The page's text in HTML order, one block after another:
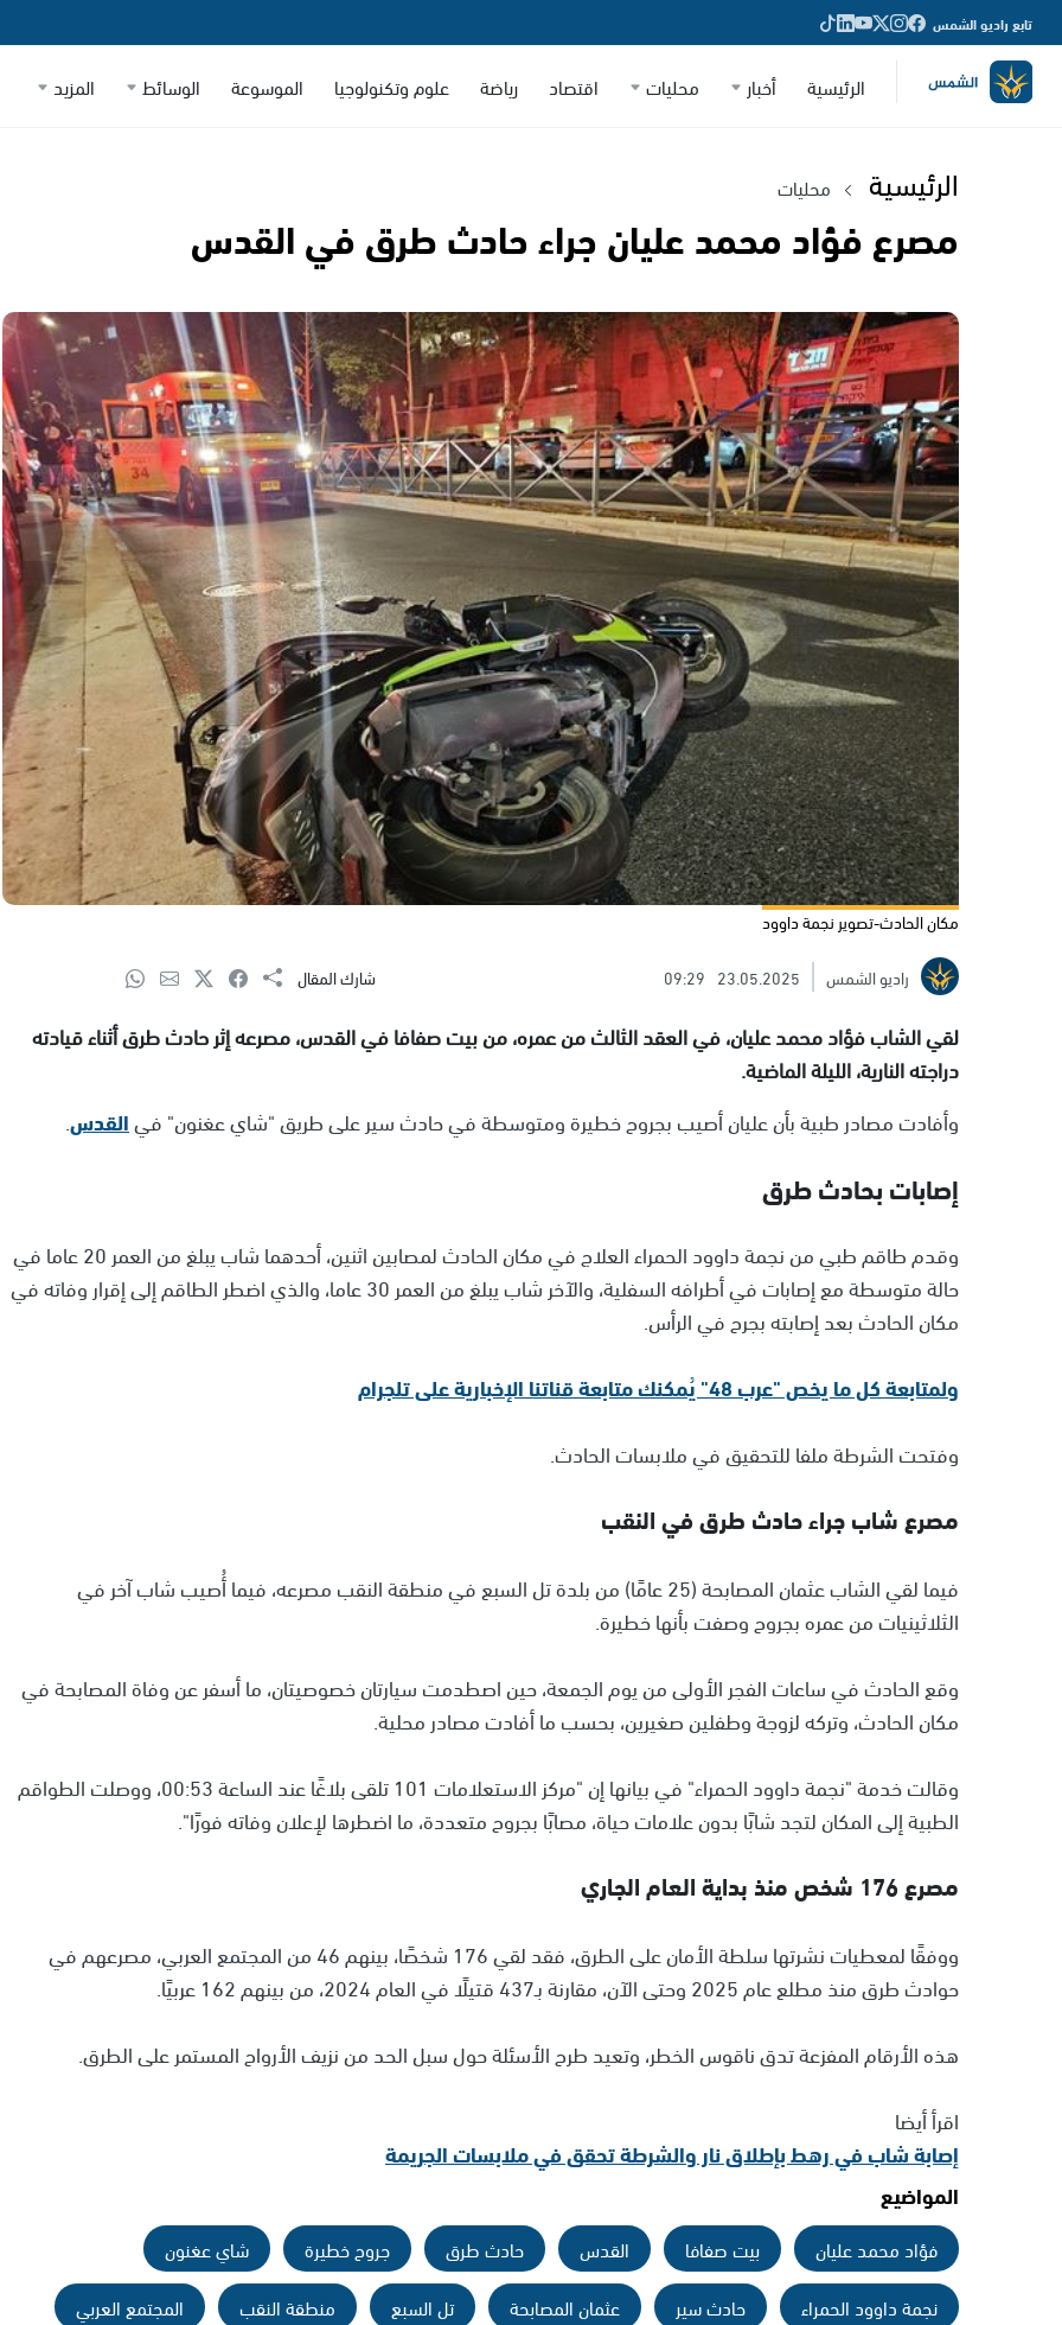
تابع راديو الشمس
الرئيسية أخبار محليات اقتصاد رياضة علوم وتكنولوجيا الموسوعة الوسائط المزيد
الرئيسية محليات
مصرع فؤاد محمد عليان جراء حادث طرق في القدس
مكان الحادث-تصوير نجمة داوود
راديو الشمس
23.05.2025
09:29 شارك المقال
لقي الشاب فؤاد محمد عليان، في العقد الثالث من عمره، من بيت صفافا في القدس، مصرعه إثر حادث طرق أثناء قيادته
دراجته النارية، الليلة الماضية.
وأفادت مصادر طبية بأن عليان أصيب بجروح خطيرة ومتوسطة في حادث سير على طريق "شاي عغنون" فيالقدس.
إصابات بحادث طرق
وقدم طاقم طبي من نجمة داوود الحمراء العلاج في مكان الحادث لمصابين اثنين، أحدهما شاب يبلغ من العمر 20 عاما في
حالة متوسطة مع إصابات في أطرافه السفلية، والآخر شاب يبلغ من العمر 30 عاما، والذي اضطر الطاقم إلى إقرار وفاته في
مكان الحادث بعد إصابته بجرح في الرأس.
ولمتابعة كل ما يخص "عرب 48" يُمكنك متابعة قناتنا الإخبارية على تلجرام
وفتحت الشرطة ملفا للتحقيق في ملابسات الحادث.
مصرع شاب جراء حادث طرق في النقب
فيما لقي الشاب عثمان المصابحة (25 عامًا) من بلدة تل السبع في منطقة النقب مصرعه، فيما أُصيب شاب آخر في
الثلاثينيات من عمره بجروح وصفت بأنها خطيرة.
وقع الحادث في ساعات الفجر الأولى من يوم الجمعة، حين اصطدمت سيارتان خصوصيتان، ما أسفر عن وفاة المصابحة في
مكان الحادث، وتركه لزوجة وطفلين صغيرين، بحسب ما أفادت مصادر محلية.
وقالت خدمة "نجمة داوود الحمراء" في بيانها إن "مركز الاستعلامات 101 تلقى بلاغًا عند الساعة 00:53، ووصلت الطواقم
الطبية إلى المكان لتجد شابًا بدون علامات حياة، مصابًا بجروح متعددة، ما اضطرها لإعلان وفاته فورًا".
مصرع 176 شخص منذ بداية العام الجاري
ووفقًا لمعطيات نشرتها سلطة الأمان على الطرق، فقد لقي 176 شخصًا، بينهم 46 من المجتمع العربي، مصرعهم في
حوادث طرق منذ مطلع عام 2025 وحتى الآن، مقارنة بـ437 قتيلًا في العام 2024، من بينهم 162 عربيًا.
هذه الأرقام المفزعة تدق ناقوس الخطر، وتعيد طرح الأسئلة حول سبل الحد من نزيف الأرواح المستمر على الطرق.
اقرأ أيضا
إصابة شاب في رهط بإطلاق نار والشرطة تحقق في ملابسات الجريمة
المواضيع
فؤاد محمد عليان بيت صفافا القدس حادث طرق جروح خطيرة
شاي عغنون
نجمة داوود الحمراء
حادث سير عثمان المصابحة تل السبع منطقة النقب
المجتمع العربي